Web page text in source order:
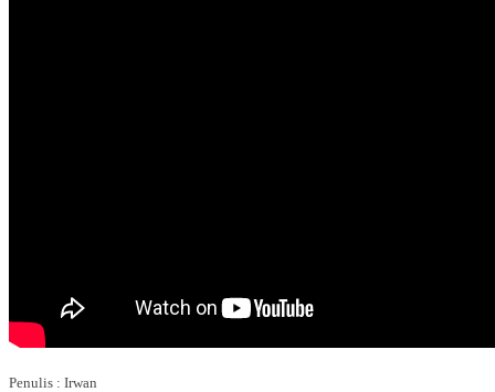
Penulis : Irwan